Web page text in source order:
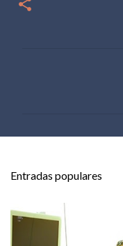
Entradas populares